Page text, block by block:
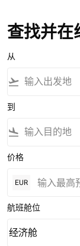
查找并在
从
flight_takeoff
到
flight_land
价格
EUR
航班舱位
航班舱位 option
经济舱
keyboard_arrow_down